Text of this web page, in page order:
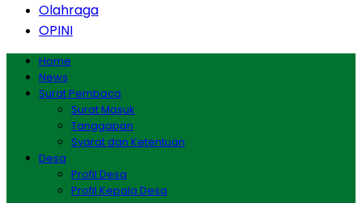
Olahraga
OPINI
Home
News
Surat Pembaca
Surat Masuk
Tanggapan
Syarat dan Ketentuan
Desa
Profil Desa
Profil Kepala Desa